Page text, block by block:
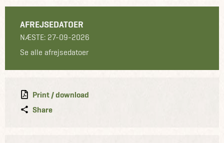
AFREJSEDATOER
NÆSTE: 27-09-2026
Se alle afrejsedatoer
Print / download
Share